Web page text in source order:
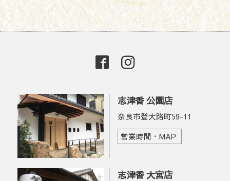
志津香 公園店
奈良市登大路町59-11
営業時間・MAP
志津香 大宮店